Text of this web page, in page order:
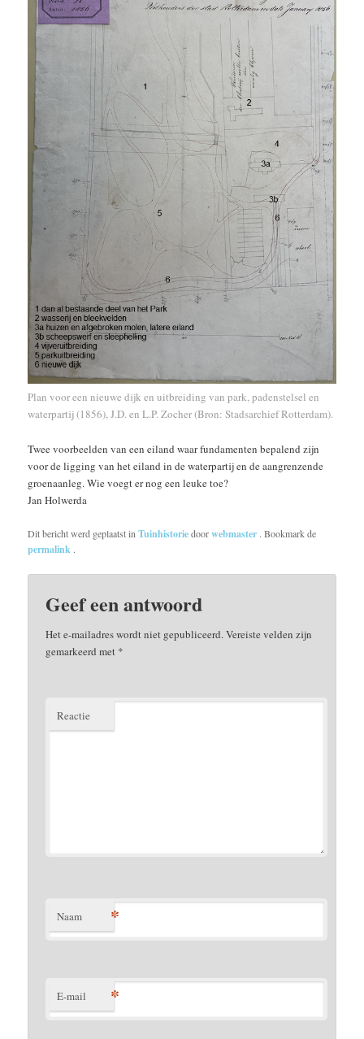
Plan voor een nieuwe dijk en uitbreiding van park, padenstelsel en
waterpartij (1856), J.D. en L.P. Zocher (Bron: Stadsarchief Rotterdam).
Twee voorbeelden van een eiland waar fundamenten bepalend zijn
voor de ligging van het eiland in de waterpartij en de aangrenzende
groenaanleg. Wie voegt er nog een leuke toe?
Jan Holwerda
Dit bericht werd geplaatst inTuinhistoriedoorwebmaster . Bookmark de
permalink .
Geef een antwoord
Het e-mailadres wordt niet gepubliceerd.Vereiste velden zijn
gemarkeerd met *
Reactie
Naam *
E-mail *